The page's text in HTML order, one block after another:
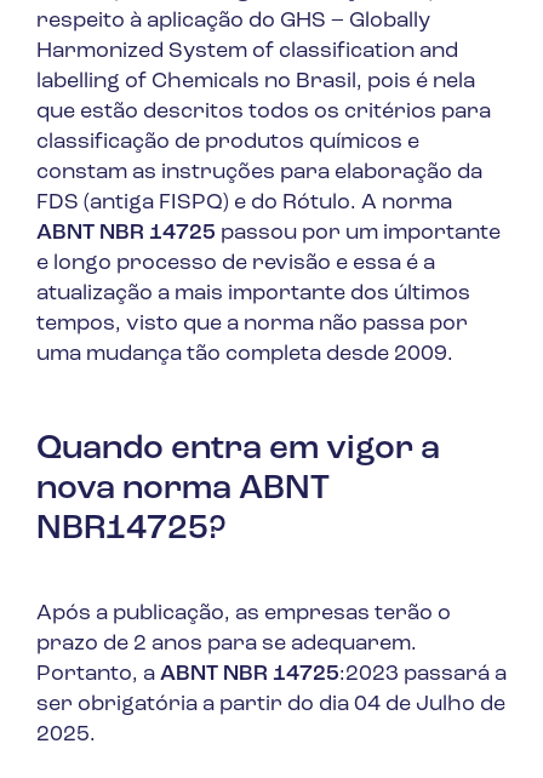
respeito à aplicação do GHS – Globally
Harmonized System of classification and
labelling of Chemicals no Brasil, pois é nela
que estão descritos todos os critérios para
classificação de produtos químicos e
constam as instruções para elaboração da
FDS (antiga FISPQ) e do Rótulo. A norma
ABNT NBR 14725 passou por um importante
e longo processo de revisão e essa é a
atualização a mais importante dos últimos
tempos, visto que a norma não passa por
uma mudança tão completa desde 2009.
Quando entra em vigor a
nova norma ABNT
NBR14725?
Após a publicação, as empresas terão o
prazo de 2 anos para se adequarem.
Portanto, a ABNT NBR 14725:2023 passará a
ser obrigatória a partir do dia 04 de Julho de
2025.